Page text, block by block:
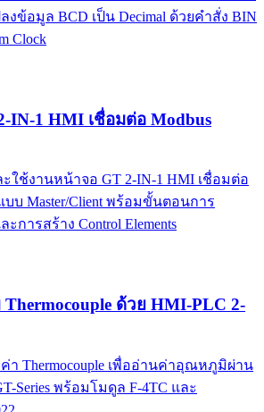
งข้อมูล BCD เป็น Decimal ด้วยคำสั่ง BIN
Clock
IN-1 HMI เชื่อมต่อ Modbus
ใช้งานหน้าจอ GT 2-IN-1 HMI เชื่อมต่อ
บบ Master/Client พร้อมขั้นตอนการ
การสร้าง Control Elements
ด้วย HMI-PLC 2-
า Thermocouple เพื่ออ่านค่าอุณหภูมิผ่าน
Series พร้อมโมดูล F-4TC และ